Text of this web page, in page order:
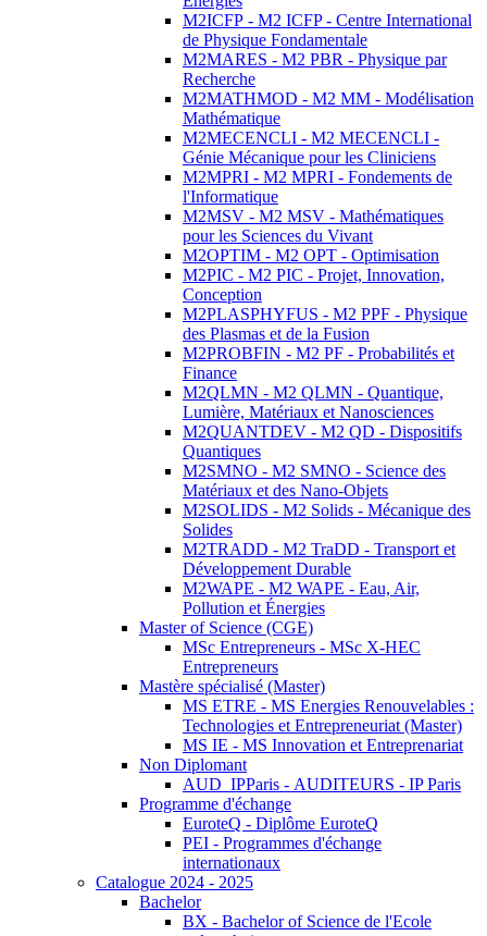
M2ICFP - M2 ICFP - Centre International
de Physique Fondamentale
M2MARES - M2 PBR - Physique par
Recherche
M2MATHMOD - M2 MM - Modélisation
Mathématique
M2MECENCLI - M2 MECENCLI -
Génie Mécanique pour les Cliniciens
M2MPRI - M2 MPRI - Fondements de
l'Informatique
M2MSV - M2 MSV - Mathématiques
pour les Sciences du Vivant
M2OPTIM - M2 OPT - Optimisation
M2PIC - M2 PIC - Projet, Innovation,
Conception
M2PLASPHYFUS - M2 PPF - Physique
des Plasmas et de la Fusion
M2PROBFIN - M2 PF - Probabilités et
Finance
M2QLMN - M2 QLMN - Quantique,
Lumière, Matériaux et Nanosciences
M2QUANTDEV - M2 QD - Dispositifs
Quantiques
M2SMNO - M2 SMNO - Science des
Matériaux et des Nano-Objets
M2SOLIDS - M2 Solids - Mécanique des
Solides
M2TRADD - M2 TraDD - Transport et
Développement Durable
M2WAPE - M2 WAPE - Eau, Air,
Pollution et Énergies
Master of Science (CGE)
MSc Entrepreneurs - MSc X-HEC
Entrepreneurs
Mastère spécialisé (Master)
MS ETRE - MS Energies Renouvelables :
Technologies et Entrepreneuriat (Master)
MS IE - MS Innovation et Entreprenariat
Non Diplomant
AUD_IPParis - AUDITEURS - IP Paris
Programme d'échange
EuroteQ - Diplôme EuroteQ
PEI - Programmes d'échange
internationaux
Catalogue 2024 - 2025
Bachelor
BX - Bachelor of Science de l'Ecole